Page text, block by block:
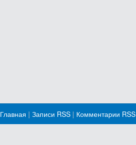
Главная | Записи RSS | Комментарии RSS